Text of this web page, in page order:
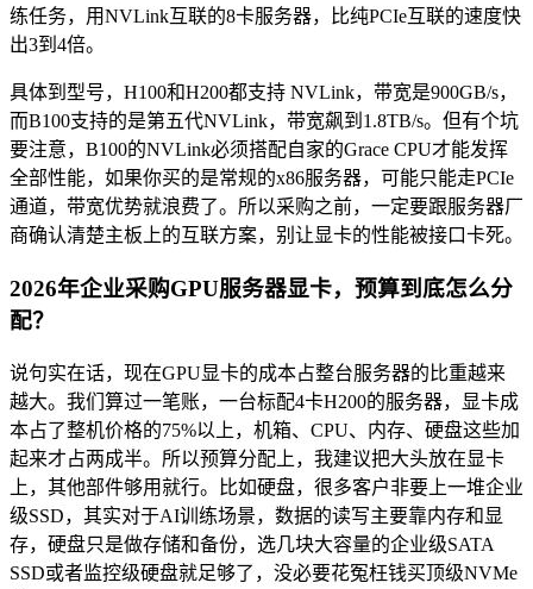
练任务，用NVLink互联的8卡服务器，比纯PCIe互联的速度快
出3到4倍。
具体到型号，H100和H200都支持 NVLink，带宽是900GB/s，
而B100支持的是第五代NVLink，带宽飙到1.8TB/s。但有个坑
要注意，B100的NVLink必须搭配自家的Grace CPU才能发挥
全部性能，如果你买的是常规的x86服务器，可能只能走PCIe
通道，带宽优势就浪费了。所以采购之前，一定要跟服务器厂
商确认清楚主板上的互联方案，别让显卡的性能被接口卡死。
2026年企业采购GPU服务器显卡，预算到底怎么分
配？
说句实在话，现在GPU显卡的成本占整台服务器的比重越来
越大。我们算过一笔账，一台标配4卡H200的服务器，显卡成
本占了整机价格的75%以上，机箱、CPU、内存、硬盘这些加
起来才占两成半。所以预算分配上，我建议把大头放在显卡
上，其他部件够用就行。比如硬盘，很多客户非要上一堆企业
级SSD，其实对于AI训练场景，数据的读写主要靠内存和显
存，硬盘只是做存储和备份，选几块大容量的企业级SATA
SSD或者监控级硬盘就足够了，没必要花冤枉钱买顶级NVMe